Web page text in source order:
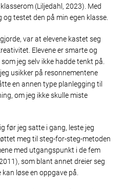
(Liljedahl, 2023). Med
testet den på min egen klasse.
var at elevene kastet seg
Elevene er smarte og
jeg selv ikke hadde tenkt på.
usikker på resonnementene
en annen type planlegging til
om jeg ikke skulle miste
før jeg satte i gang, leste jeg
meg til steg-for-steg-metoden
med utgangspunkt i de fem
som blant annet dreier seg
løse en oppgave på.